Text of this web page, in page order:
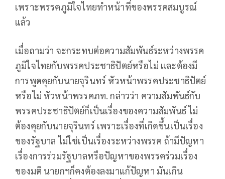
เพราะพรรคภูมิใจไทยทำหน้าที่ของพรรคสมบูรณ์
แล้ว
เมื่อถามว่า จะกระทบต่อความสัมพันธ์ระหว่างพรรค
ภูมิใจไทยกับพรรคประชาธิปัตย์หรือไม่ และต้องมี
การพูดคุยกับนายจุรินทร์ หัวหน้าพรรคประชาธิปัตย์
หรือไม่ หัวหน้าพรรคภท. กล่าวว่า ความสัมพันธ์กับ
พรรคประชาธิปัตย์ก็เป็นเรื่องของความสัมพันธ์ ไม่
ต้องคุยกับนายจุรินทร์ เพราะเรื่องที่เกิดขึ้นเป็นเรื่อง
ของรัฐบาล ไม่ใช่เป็นเรื่องระหว่างพรรค ถ้ามีปัญหา
เรื่องการร่วมรัฐบาลหรือปัญหาของพรรคร่วมเรื่อง
ของมติ นายกฯก็คงต้องลงมาแก้ปัญหา มันเกิน